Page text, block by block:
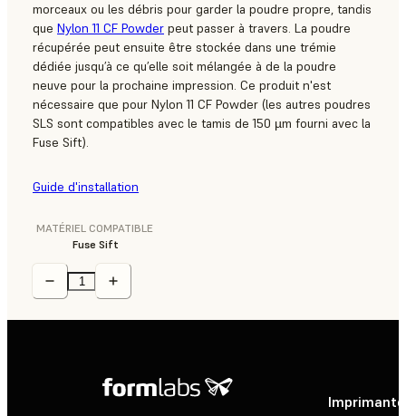
morceaux ou les débris pour garder la poudre propre, tandis
que Nylon 11 CF Powder peut passer à travers. La poudre
récupérée peut ensuite être stockée dans une trémie
dédiée jusqu’à ce qu’elle soit mélangée à de la poudre
neuve pour la prochaine impression. Ce produit n'est
nécessaire que pour Nylon 11 CF Powder (les autres poudres
SLS sont compatibles avec le tamis de 150 µm fourni avec la
Fuse Sift).
Guide d'installation
MATÉRIEL COMPATIBLE
Fuse Sift